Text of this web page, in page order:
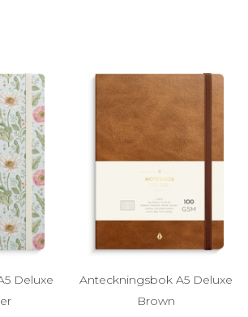
Deluxe
Anteckningsbok A5 Deluxe
Brown